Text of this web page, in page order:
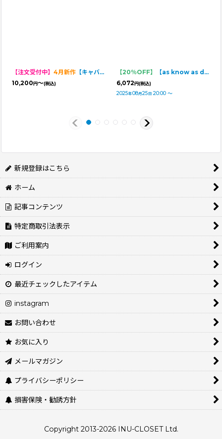
【注文受付中】 4月新作 【キャバスーツ FRILL】BITTER SWEET（ビタースイート）
10,200円～(税込)
【20％OFF】
【as know as de wan】ＳｗｅｅｔショコラＯＰ
6,072円(税込)
2025年08月25 日 20:00 ～
新規登録はこちら
ホーム
記事コンテンツ
特定商取引法表示
ご利用案内
ログイン
最近チェックしたアイテム
instagram
お問い合わせ
お気に入り
メールマガジン
プライバシーポリシー
損害保険・勧誘方針
Copyright 2013-2026 INU-CLOSET Ltd.